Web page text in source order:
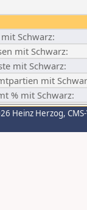
mit Schwarz:
mit Schwarz:
mit Schwarz:
mit
% mit Schwarz:
Heinz Herzog,